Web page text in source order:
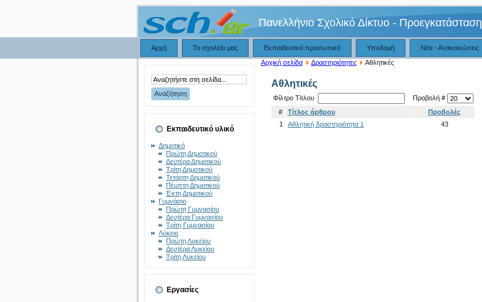
Πανελλήνιο Σχολικό Δίκτυο - Προεγκατάσταση
Αρχή Το σχολείο μας Εκπαιδευτικό προσωπικό Υποδομή Νέα - Ανακοινώσεις
Εκπαιδευτικό υλικό
Δημοτικό
Πρώτη Δημοτικού
Δευτέρα Δημοτικού
Τρίτη Δημοτικού
Τετάρτη Δημοτικού
Πέμπτη Δημοτικού
Έκτη Δημοτικού
Γυμνάσιο
Πρώτη Γυμνασίου
Δευτέρα Γυμνασίου
Τρίτη Γυμνασίου
Λύκειο
Πρώτη Λυκείου
Δευτέρα Λυκείου
Τρίτη Λυκείου
Εργασίες
Αρχική σελίδα Δραστηριότητες Αθλητικές
Αθλητικές
Φίλτρο Τίτλου
Προβολή #
#
Τίτλος άρθρου
Προβολές
1
Αθλητική δραστηριότητα 1 43